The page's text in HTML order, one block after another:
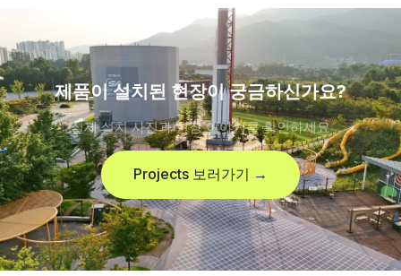
제품이 설치된 현장이 궁금하신가요?
실제 설치 사진과 현장 이야기를 확인하세요
Projects 보러가기 →